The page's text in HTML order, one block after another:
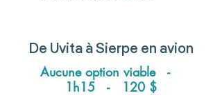
De Uvita à Sierpe en avion
Aucune option viable   -
1h15   -   120 $